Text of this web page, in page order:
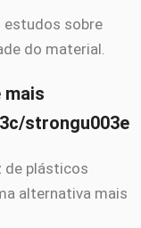
estudos sobre
do material.
mais
strongu003e
de plásticos
alternativa mais